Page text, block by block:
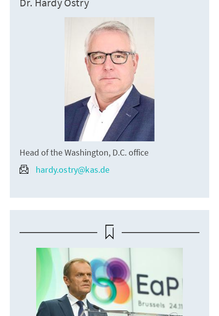
Head of the Washington, D.C. office
hardy.ostry@kas.de